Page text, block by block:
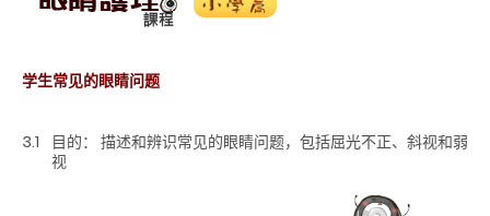
学生常见的眼睛问题
3.1
目的： 描述和辨识常见的眼睛问题，包括屈光不正、斜视和弱
视